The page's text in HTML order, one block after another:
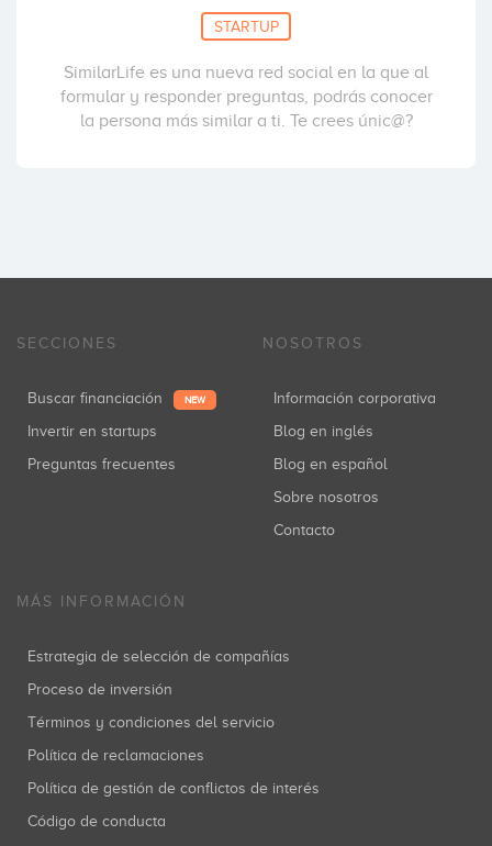
STARTUP
SimilarLife es una nueva red social en la que al
formular y responder preguntas, podrás conocer
la persona más similar a ti. Te crees únic@?
SECCIONES
Buscar financiación NEW
Invertir en startups
Preguntas frecuentes
NOSOTROS
Información corporativa
Blog en inglés
Blog en español
Sobre nosotros
Contacto
MÁS INFORMACIÓN
Estrategia de selección de compañías
Proceso de inversión
Términos y condiciones del servicio
Política de reclamaciones
Política de gestión de conflictos de interés
Código de conducta